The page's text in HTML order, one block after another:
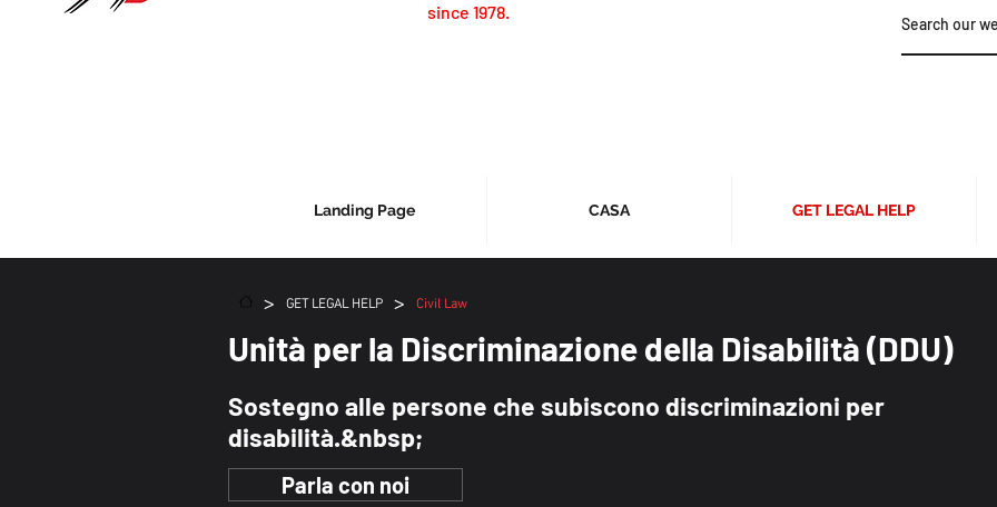
since 1978.
Landing Page CASA GET LEGAL HELP
Unità per la Discriminazione della Disabilità (DDU)
Sostegno alle persone che subiscono discriminazioni per
disabilità.&nbsp;
Parla con noi
> GET LEGAL HELP > Civil Law